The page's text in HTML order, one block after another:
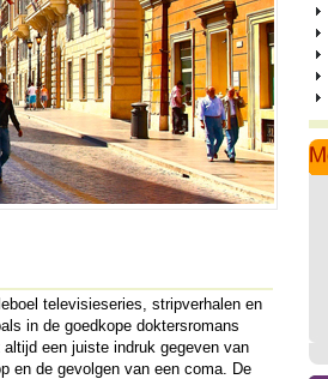
televisieseries, stripverhalen en
in de goedkope doktersromans
altijd een juiste indruk gegeven van
en de gevolgen van een coma. De